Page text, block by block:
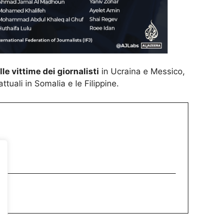
vittime dei giornalisti in Ucraina e Messico,
in Somalia e le Filippine.